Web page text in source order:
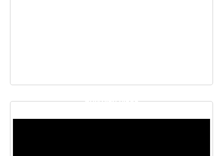
THƯ VIỆN VIDEO